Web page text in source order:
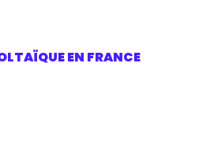
EN FRANCE